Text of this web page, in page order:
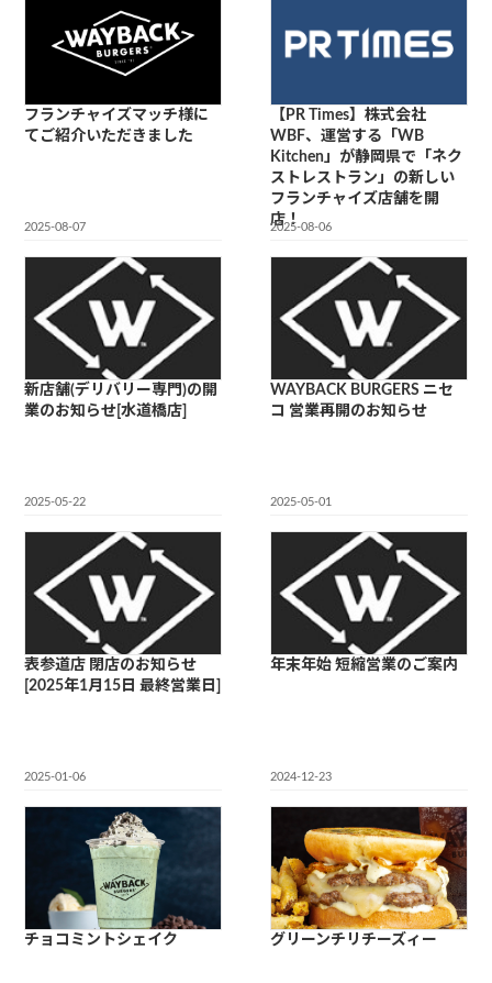
フランチャイズマッチ様に
てご紹介いただきました
2025-08-07
【PR Times】株式会社
WBF、運営する「WB
Kitchen」が静岡県で「ネク
ストレストラン」の新しい
フランチャイズ店舗を開
店！
2025-08-06
新店舗(デリバリー専門)の開
業のお知らせ[水道橋店]
2025-05-22
WAYBACK BURGERS ニセ
コ 営業再開のお知らせ
2025-05-01
表参道店 閉店のお知らせ
[2025年1月15日 最終営業日]
2025-01-06
年末年始 短縮営業のご案内
2024-12-23
チョコミントシェイク グリーンチリチーズィー